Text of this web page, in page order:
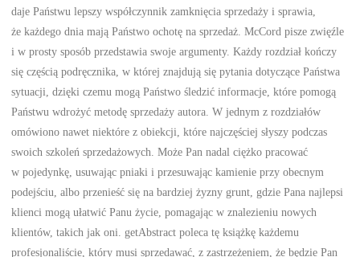
daje Państwu lepszy współczynnik zamknięcia sprzedaży i sprawia,
że każdego dnia mają Państwo ochotę na sprzedaż. McCord pisze zwięźle
i w prosty sposób przedstawia swoje argumenty. Każdy rozdział kończy
się częścią podręcznika, w której znajdują się pytania dotyczące Państwa
sytuacji, dzięki czemu mogą Państwo śledzić informacje, które pomogą
Państwu wdrożyć metodę sprzedaży autora. W jednym z rozdziałów
omówiono nawet niektóre z obiekcji, które najczęściej słyszy podczas
swoich szkoleń sprzedażowych. Może Pan nadal ciężko pracować
w pojedynkę, usuwając pniaki i przesuwając kamienie przy obecnym
podejściu, albo przenieść się na bardziej żyzny grunt, gdzie Pana najlepsi
klienci mogą ułatwić Panu życie, pomagając w znalezieniu nowych
klientów, takich jak oni. getAbstract poleca tę książkę każdemu
profesjonaliście, który musi sprzedawać, z zastrzeżeniem, że będzie Pan